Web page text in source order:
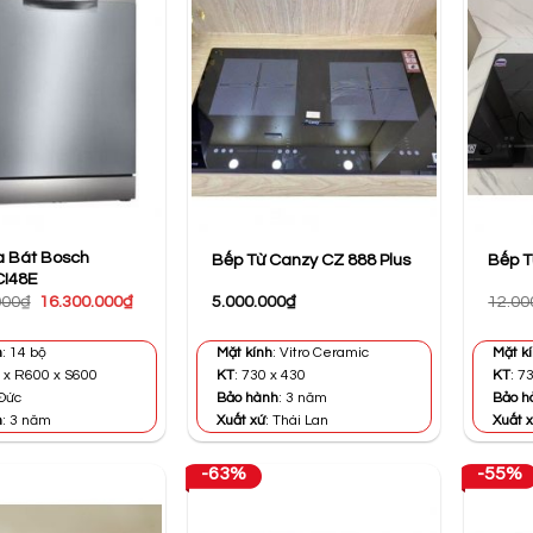
Bát Bosch
₫ Giá
33.390.000₫.
16.300.000₫Giá
16.300.000₫.
: 14 bộ
x R600 x S600
: 3 năm
Bếp Từ Canzy CZ 888 Plus
5.000.000₫
Mặt kính: Vitro Ceramic
KT: 730 x 430
Bảo hành: 3 năm
Xuất xứ: Thái Lan
Bếp
Mặt
KT:
Bảo
Xuất
-63% -55%